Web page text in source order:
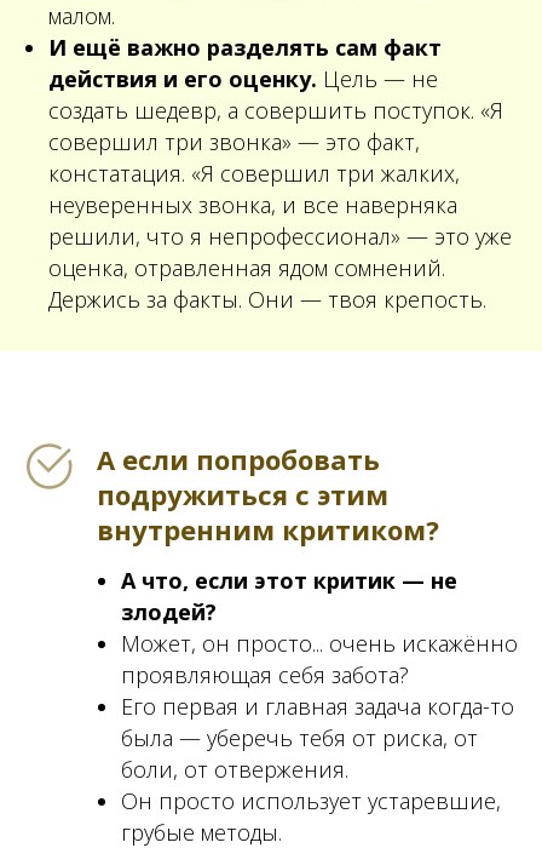
малом.
И ещё важно разделять сам факт
действия и его оценку. Цель — не
создать шедевр, а совершить поступок. «Я
совершил три звонка» — это факт,
констатация. «Я совершил три жалких,
неуверенных звонка, и все наверняка
решили, что я непрофессионал» — это уже
оценка, отравленная ядом сомнений.
Держись за факты. Они — твоя крепость.
А если попробовать
подружиться с этим
внутренним критиком?
А что, если этот критик — не
злодей?
Может, он просто... очень искажённо
проявляющая себя забота?
Его первая и главная задача когда-то
была — уберечь тебя от риска, от
боли, от отвержения.
Он просто использует устаревшие,
грубые методы.